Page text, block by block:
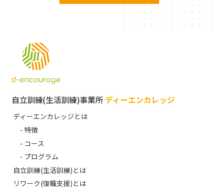
自立訓練(生活訓練)事業所 ディーエンカレッジ
ディーエンカレッジとは
- 特徴
- コース
- プログラム
自立訓練(生活訓練)とは
リワーク(復職支援)とは